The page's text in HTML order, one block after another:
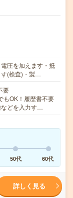
圧を加えます・抵
す(検査)・製…
要
もOK！履歴書不要
どを入力す…
50代 60代
詳しく見る